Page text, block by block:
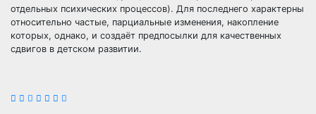
отдельных психических процессов). Для последнего характерны
относительно частые, парциальные изменения, накопление
которых, однако, и создаёт предпосылки для качественных
сдвигов в детском развитии.